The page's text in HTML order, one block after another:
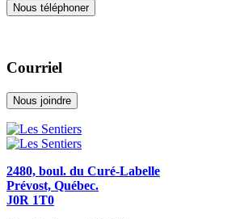
Nous téléphoner
Courriel
Nous joindre
2480, boul. du Curé-Labelle
Prévost, Québec.
J0R 1T0